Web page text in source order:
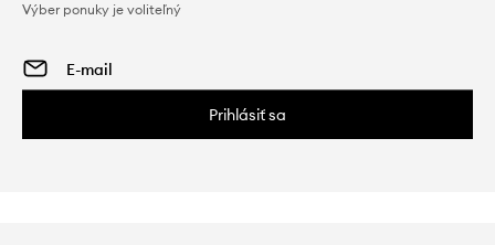
Výber ponuky je voliteľný
Prihlásiť sa